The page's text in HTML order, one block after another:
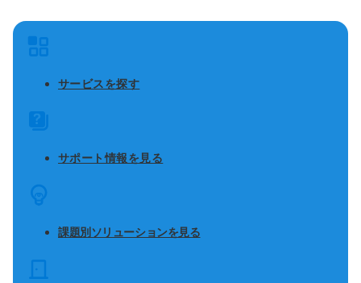
サービスを探す
サポート情報を見る
課題別ソリューションを見る